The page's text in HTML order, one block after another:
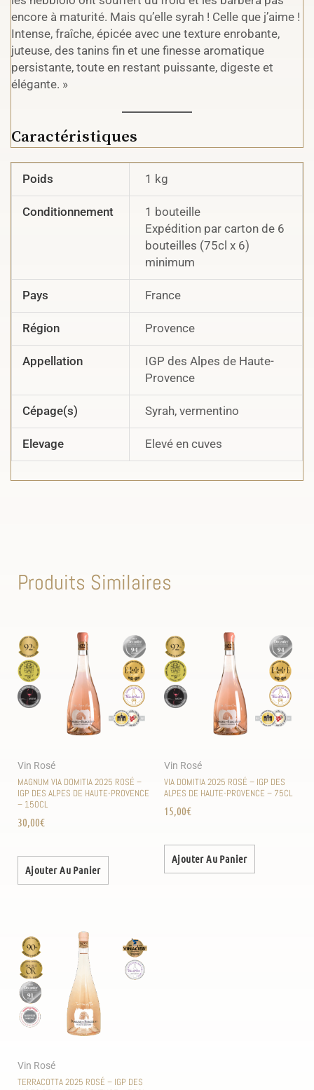
encore à maturité. Mais qu’elle syrah ! Celle que j’aime !
Intense, fraîche, épicée avec une texture enrobante,
juteuse, des tanins fin et une finesse aromatique
persistante, toute en restant puissante, digeste et
élégante. »
Caractéristiques
Poids 1 kg
Conditionnement
1 bouteille
Expédition par carton de 6
bouteilles (75cl x 6)
minimum
Pays France
Région Provence
Appellation
IGP des Alpes de Haute-
Provence
Cépage(s) Syrah, vermentino
Elevage Elevé en cuves
Produits Similaires
Vin Rosé
MAGNUM VIA DOMITIA 2025 ROSÉ –
IGP DES ALPES DE HAUTE-PROVENCE
– 150CL
30,00€
Ajouter Au Panier
Vin Rosé
VIA DOMITIA 2025 ROSÉ – IGP DES
ALPES DE HAUTE-PROVENCE – 75CL
15,00€
Ajouter Au Panier
Vin Rosé
TERRACOTTA 2025 ROSÉ – IGP DES